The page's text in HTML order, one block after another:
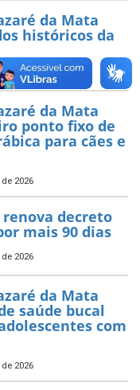
da Mata
históricos da
2026
da Mata
ponto fixo de
para cães e
2026
decreto
mais 90 dias
2026
da Mata
saúde bucal
com
2026